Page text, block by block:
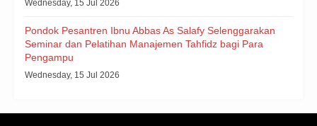
Wednesday, 15 Jul 2026
Pondok Pesantren Ibnu Abbas As Salafy Selenggarakan
Seminar dan Pelatihan Manajemen Tahfidz bagi Para
Pengampu
Wednesday, 15 Jul 2026